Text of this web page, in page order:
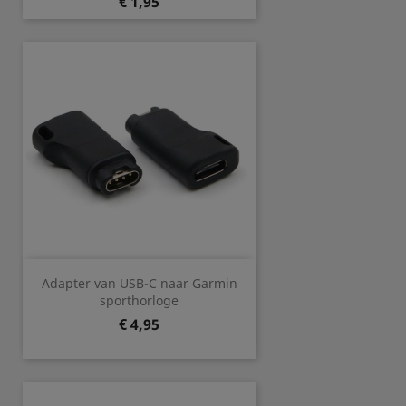
Adapter van USB-C naar Garmin
sporthorloge
Prijs
€ 4,95